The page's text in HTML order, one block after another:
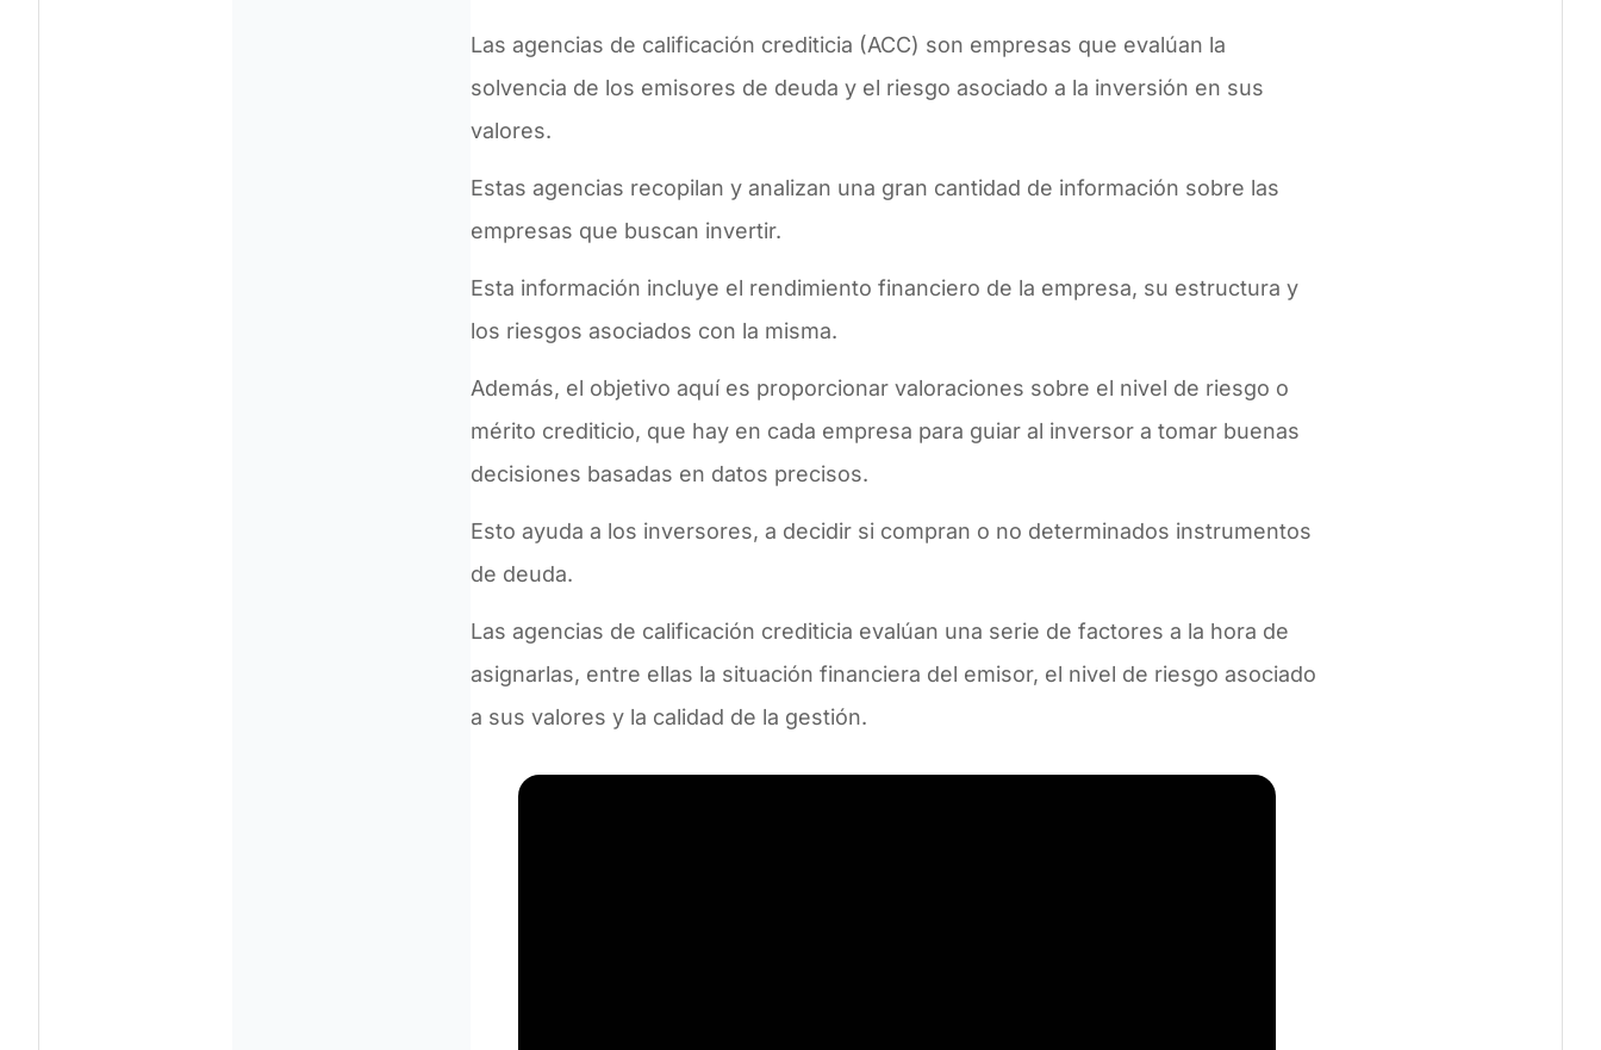
Las agencias de calificación crediticia (ACC) son empresas que evalúan la
solvencia de los emisores de deuda y el riesgo asociado a la inversión en sus
valores.
Estas agencias recopilan y analizan una gran cantidad de información sobre las
empresas que buscan invertir.
Esta información incluye el rendimiento financiero de la empresa, su estructura y
los riesgos asociados con la misma.
Además, el objetivo aquí es proporcionar valoraciones sobre el nivel de riesgo o
mérito crediticio, que hay en cada empresa para guiar al inversor a tomar buenas
decisiones basadas en datos precisos.
Esto ayuda a los inversores, a decidir si compran o no determinados instrumentos
de deuda.
Las agencias de calificación crediticia evalúan una serie de factores a la hora de
asignarlas, entre ellas la situación financiera del emisor, el nivel de riesgo asociado
a sus valores y la calidad de la gestión.